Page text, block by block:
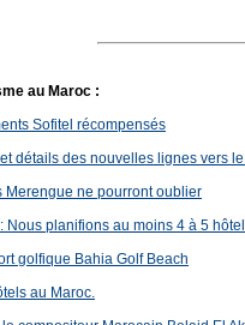
au Maroc :
Sofitel récompensés
détails des nouvelles lignes vers
Merengue ne pourront oublier
Nous planifions au moins 4 à 5
golfique Bahia Golf Beach
au Maroc.